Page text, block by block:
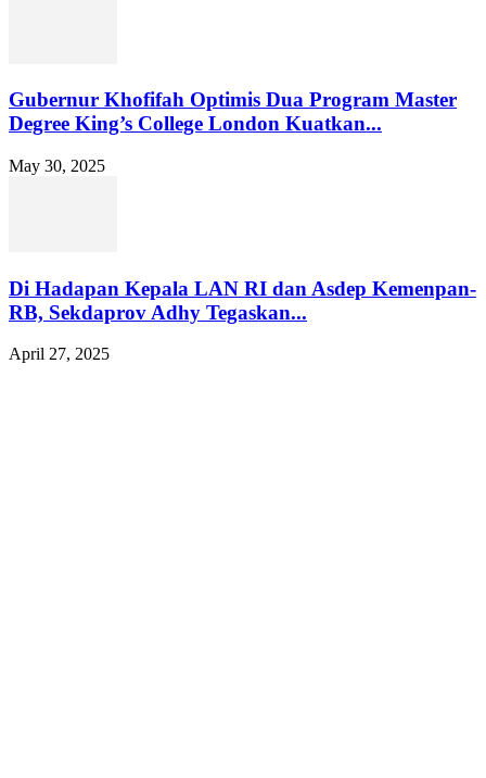
Gubernur Khofifah Optimis Dua Program Master
Degree King’s College London Kuatkan...
May 30, 2025
Di Hadapan Kepala LAN RI dan Asdep Kemenpan-
RB, Sekdaprov Adhy Tegaskan...
April 27, 2025